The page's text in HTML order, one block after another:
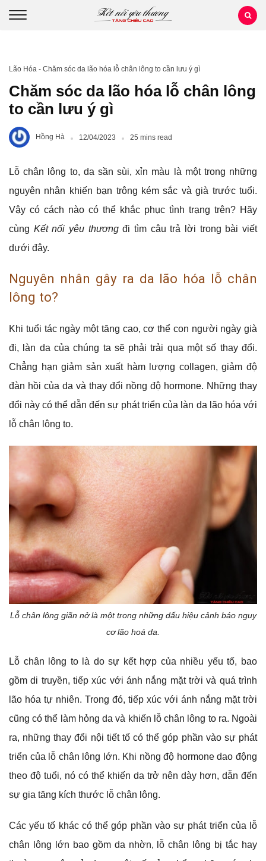
Lão Hóa - Chăm sóc da lão hóa lỗ chân lông to cần lưu ý gì
Chăm sóc da lão hóa lỗ chân lông
to cần lưu ý gì
Hồng Hà 12/04/2023 25 mins read
Lỗ chân lông to, da sần sùi, xỉn màu là một trong những
nguyên nhân khiến bạn trông kém sắc và già trước tuổi.
Vậy có cách nào có thể khắc phục tình trạng trên? Hãy
cùng Kết nối yêu thươngđi tìm câu trả lời trong bài viết
dưới đây.
Nguyên nhân gây ra da lão hóa lỗ chân
lông to?
Khi tuổi tác ngày một tăng cao, cơ thể con người ngày già
đi, làn da của chúng ta sẽ phải trải qua một số thay đổi.
Chẳng hạn giảm sản xuất hàm lượng collagen, giảm độ
đàn hồi của da và thay đổi nồng độ hormone. Những thay
đổi này có thể dẫn đến sự phát triển của làn da lão hóa với
lỗ chân lông to.
Lỗ chân lông giãn nở là một trong những dấu hiệu cảnh báo nguy
cơ lão hoá da.
Lỗ chân lông to là do sự kết hợp của nhiều yếu tố, bao
gồm di truyền, tiếp xúc với ánh nắng mặt trời và quá trình
lão hóa tự nhiên. Trong đó, tiếp xúc với ánh nắng mặt trời
cũng có thể làm hỏng da và khiến lỗ chân lông to ra. Ngoài
ra, những thay đổi nội tiết tố có thể góp phần vào sự phát
triển của lỗ chân lông lớn. Khi nồng độ hormone dao động
theo độ tuổi, nó có thể khiến da trở nên dày hơn, dẫn đến
sự gia tăng kích thước lỗ chân lông.
Các yếu tố khác có thể góp phần vào sự phát triển của lỗ
chân lông lớn bao gồm da nhờn, lỗ chân lông bị tắc hay